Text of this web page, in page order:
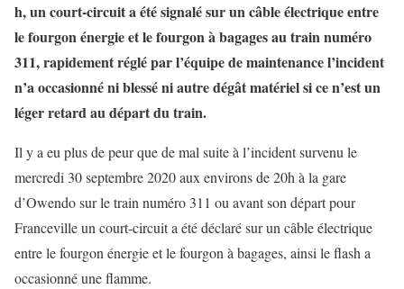
h, un court-circuit a été signalé sur un câble électrique entre
le fourgon énergie et le fourgon à bagages au train numéro
311, rapidement réglé par l’équipe de maintenance l’incident
n’a occasionné ni blessé ni autre dégât matériel si ce n’est un
léger retard au départ du train.
Il y a eu plus de peur que de mal suite à l’incident survenu le
mercredi 30 septembre 2020 aux environs de 20h à la gare
d’Owendo sur le train numéro 311 ou avant son départ pour
Franceville un court-circuit a été déclaré sur un câble électrique
entre le fourgon énergie et le fourgon à bagages, ainsi le flash a
occasionné une flamme.